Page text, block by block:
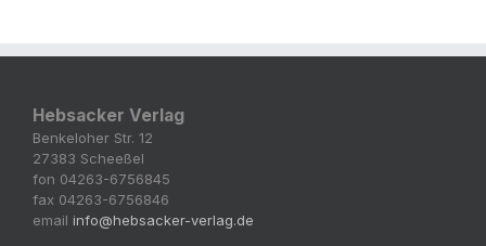
Hebsacker Verlag
Benkeloher Str. 12
27383 Scheeßel
fon 04263-6756845
fax 04263-6756846
email info@hebsacker-verlag.de